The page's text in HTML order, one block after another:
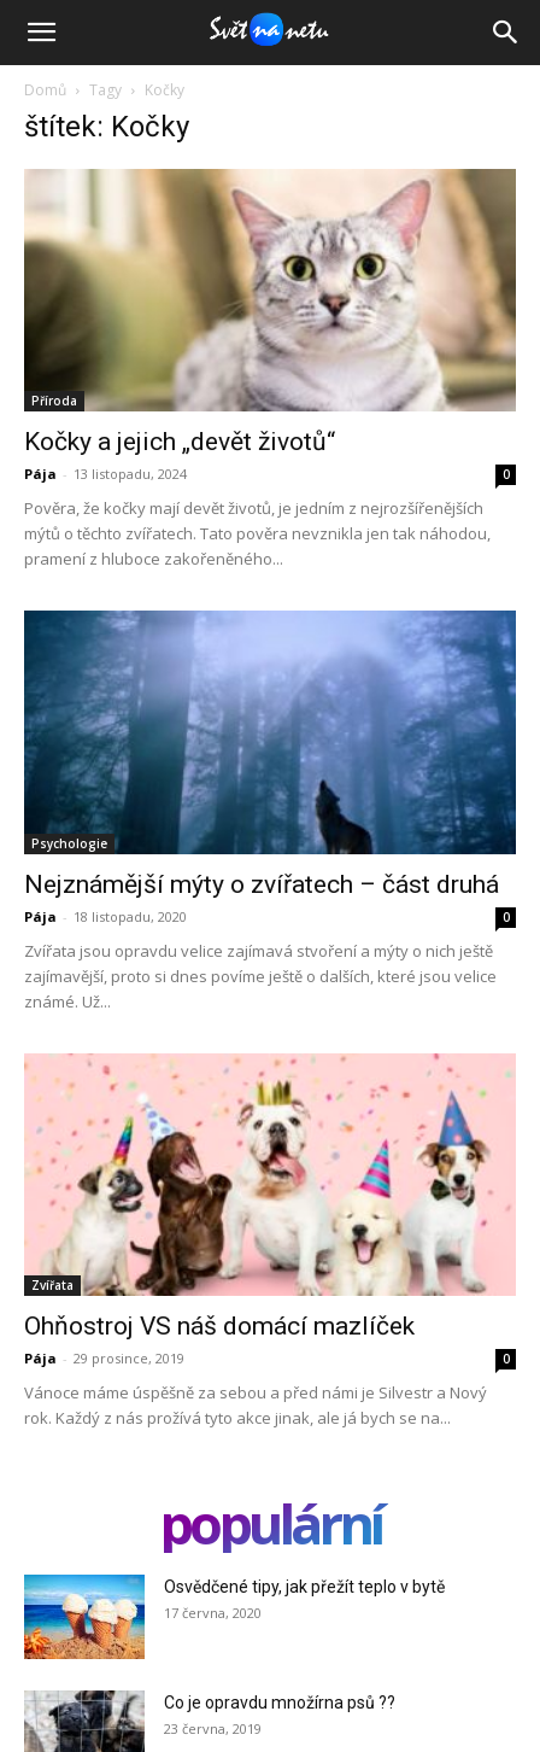
Domů Tagy Kočky
štítek: Kočky
Příroda
Kočky a jejich „devět životů“
Pája - 13 listopadu, 2024 0
Pověra, že kočky mají devět životů, je jedním z nejrozšířenějších
mýtů o těchto zvířatech. Tato pověra nevznikla jen tak náhodou,
pramení z hluboce zakořeněného...
Psychologie
Nejznámější mýty o zvířatech – část druhá
Pája - 18 listopadu, 2020 0
Zvířata jsou opravdu velice zajímavá stvoření a mýty o nich ještě
zajímavější, proto si dnes povíme ještě o dalších, které jsou velice
známé. Už...
Zvířata
Ohňostroj VS náš domácí mazlíček
Pája - 29 prosince, 2019 0
Vánoce máme úspěšně za sebou a před námi je Silvestr a Nový
rok. Každý z nás prožívá tyto akce jinak, ale já bych se na...
populární
Osvědčené tipy, jak přežít teplo v bytě
17 června, 2020
Co je opravdu množírna psů ??
23 června, 2019